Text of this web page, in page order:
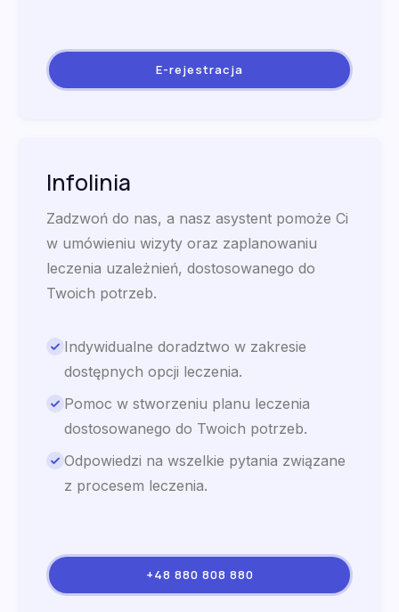
E-rejestracja
Infolinia
Zadzwoń do nas, a nasz asystent pomoże Ci
w umówieniu wizyty oraz zaplanowaniu
leczenia uzależnień, dostosowanego do
Twoich potrzeb.
Indywidualne doradztwo w zakresie
dostępnych opcji leczenia.
Pomoc w stworzeniu planu leczenia
dostosowanego do Twoich potrzeb.
Odpowiedzi na wszelkie pytania związane
z procesem leczenia.
+48 880 808 880